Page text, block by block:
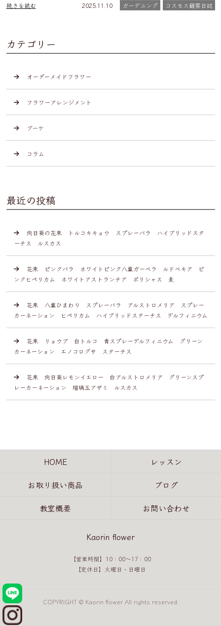
続きを読む 2025.11.10 ガーデニング コスモス観察日誌
カテゴリー
オーダーメイドフラワー
フラワーアレンジメント
ブーケ
コラム
最近の投稿
向日葵の花束 トルコキキョウ スプレーバラ ハイブリッドスタ
ーチス ルスカス
花束 ピンクバラ ホワイトピンク八重ガーベラ ルドベキア ピ
ンクヒペリカム ホワイトアストランチア ポリシャス 麦
花束 八重ひまわり スプレーバラ アルストロメリア スプレー
カーネーション ヒペリカム ハイブリッドスターチス デルフィニウム
花束 リョウブ 白トルコ 青スプレーデルフィニウム グリーン
カーネーション エノコログサ スターチス
花束 向日葵レモンイエロー 白アルストロメリア グリーンスプ
レーカーネーション 瑠璃玉アザミ ルスカス
HOME
レッスン
お取り扱い商品
ブログ
教室概要
お問い合わせ
Kaorin flower
【営業時間】10：00～17：00
【定休日】火曜日・日曜日
COPYRIGHT © Kaorin flower All rights reserved.